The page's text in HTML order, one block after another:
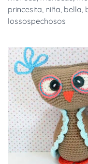
princesita, niña, bella,
lossospechosos